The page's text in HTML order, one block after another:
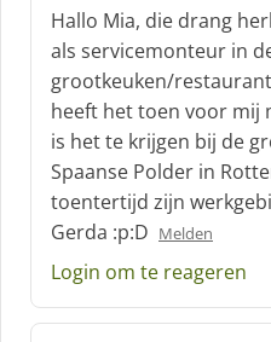
c
h
r
e
e
f
:
Hallo Mia, die drang
als servicemonteur in
grootkeuken/
heeft het toen voor mij
is het te krijgen bij de
Spaanse Polder in
toentertijd zijn
Gerda :p:D Melden
Login om te reageren